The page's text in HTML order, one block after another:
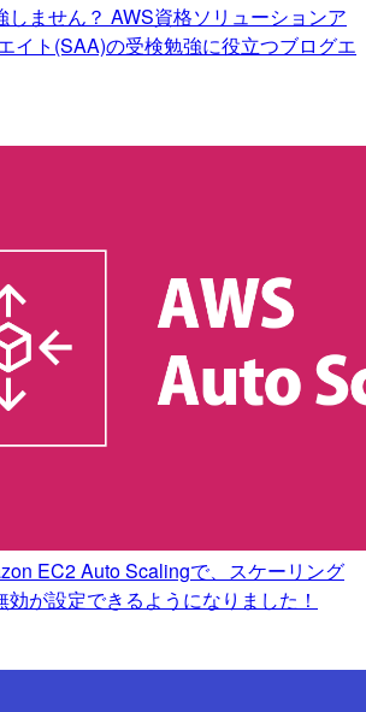
しません？ AWS資格ソリューションア
イト(SAA)の受検勉強に役立つブログエ
EC2 Auto Scalingで、スケーリング
が設定できるようになりました！